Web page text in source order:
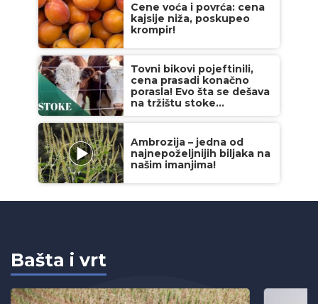
Cene voća i povrća: cena
kajsije niža, poskupeo
krompir!
Tovni bikovi pojeftinili,
cena prasadi konačno
porasla! Evo šta se dešava
na tržištu stoke...
Ambrozija – jedna od
najnepoželjnijih biljaka na
našim imanjima!
Bašta i vrt